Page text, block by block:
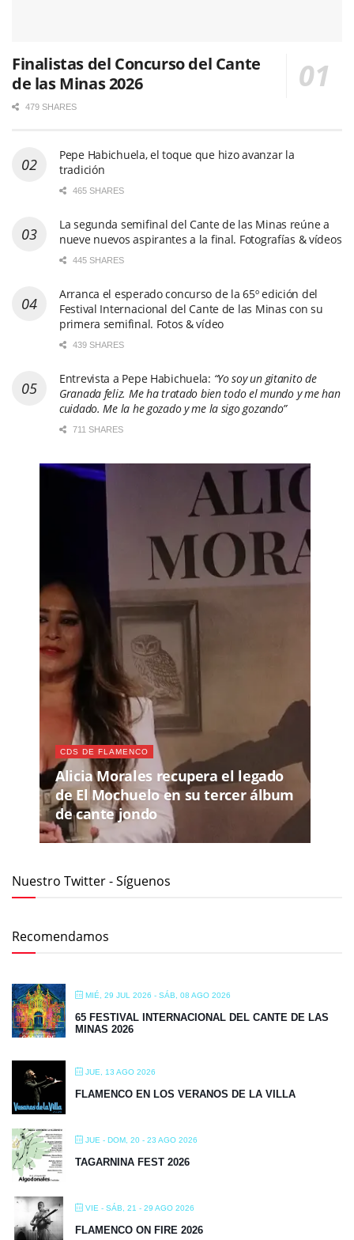
Finalistas del Concurso del Cante
de las Minas 2026
479 SHARES
Pepe Habichuela, el toque que hizo avanzar la
tradición
465 SHARES
La segunda semifinal del Cante de las Minas reúne a
nueve nuevos aspirantes a la final. Fotografías & vídeos
445 SHARES
Arranca el esperado concurso de la 65º edición del
Festival Internacional del Cante de las Minas con su
primera semifinal. Fotos & vídeo
439 SHARES
Entrevista a Pepe Habichuela: “Yo soy un gitanito de
Granada feliz. Me ha tratado bien todo el mundo y me han
cuidado. Me la he gozado y me la sigo gozando”
711 SHARES
CDS DE FLAMENCO
Alicia Morales recupera el legado
de El Mochuelo en su tercer álbum
de cante jondo
Nuestro Twitter - Síguenos
Recomendamos
MIÉ, 29 JUL 2026 - SÁB, 08 AGO 2026
65 FESTIVAL INTERNACIONAL DEL CANTE DE LAS
MINAS 2026
JUE, 13 AGO 2026
FLAMENCO EN LOS VERANOS DE LA VILLA
JUE - DOM, 20 - 23 AGO 2026
TAGARNINA FEST 2026
VIE - SÁB, 21 - 29 AGO 2026
FLAMENCO ON FIRE 2026